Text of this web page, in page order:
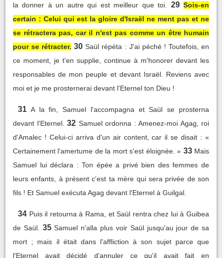
la donner à un autre qui est meilleur que toi.
29 Sois-en
certain : Celui qui est la gloire d'Israël ne ment pas et ne
se rétractera pas, car il n'est pas comme un être humain
pour se rétracter. 30 Saül répéta : J'ai péché ! Toutefois, en
ce moment, je t'en supplie, continue à m'honorer devant les
responsables de mon peuple et devant Israël. Reviens avec
moi et je me prosternerai devant l'Eternel ton Dieu !
31 A la fin, Samuel l'accompagna et Saül se prosterna
devant l'Eternel. 32 Samuel ordonna : Amenez-moi Agag, roi
d'Amalec ! Celui-ci arriva d'un air content, car il se disait : «
Certainement l'amertume de la mort s'est éloignée. » 33 Mais
Samuel lui déclara : Ton épée a privé bien des femmes de
leurs enfants, à présent c'est ta mère qui sera privée de son
fils ! Et Samuel exécuta Agag devant l'Eternel à Guilgal.
34 Puis il retourna à Rama, et Saül rentra chez lui à Guibea
de Saül.
35 Samuel n'alla plus voir Saül jusqu'au jour de sa
mort ; mais il était dans l'affliction à son sujet parce que
l'Eternel avait décidé d'annuler ce qu'il avait fait en